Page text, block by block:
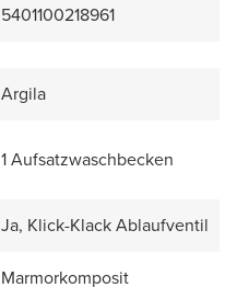
5401100218961
Argila
1 Aufsatzwaschbecken
Ja, Klick-Klack Ablaufventil
Marmorkomposit